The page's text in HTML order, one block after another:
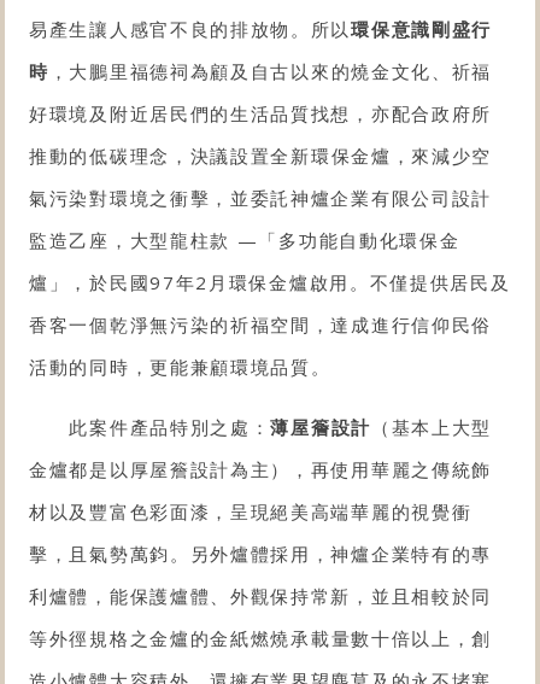
易產生讓人感官不良的排放物。所以環保意識剛盛行
時 ，大鵬里福德祠為顧及自古以來的燒金文化、祈福
好環境及附近居民們的生活品質找想，亦配合政府所
推動的低碳理念，決議設置全新環保金爐 ，來減少空
氣污染對環境之衝擊，並委託神爐企業有限公司設計
監造乙座，大型龍柱款 —「多功能自動化環保金
爐 」，於民國97年2月 環保金爐 啟用。不僅提供居民及
香客一個乾淨無污染的祈福空間，達成進行信仰民俗
活動的同時，更能兼顧環境品質。
此案件產品特別之處：薄屋簷設計 （基本上大型
金爐都是以厚屋簷設計為主），再使用華麗之傳統飾
材以及豐富色彩面漆，呈現絕美高端華麗的視覺衝
擊，且氣勢萬鈞。另外爐體採用，神爐企業特有的專
利爐體，能保護爐體、外觀保持常新，並且相較於同
等外徑規格之金爐 的金紙燃燒承載量數十倍以上，創